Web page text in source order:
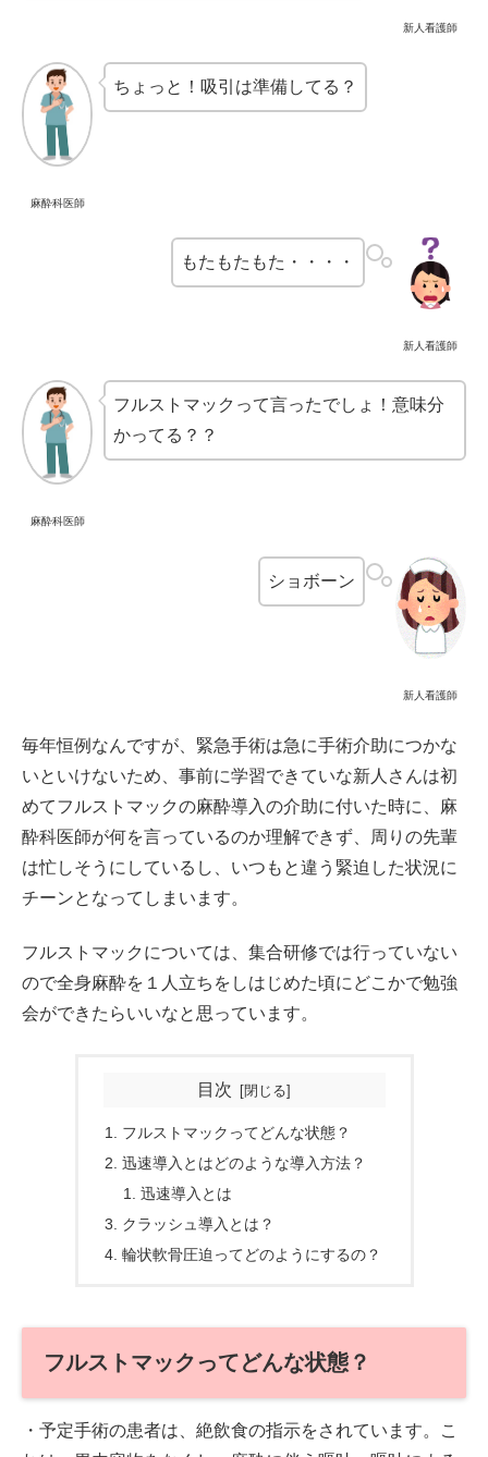
新人看護師
麻酔科医師
ちょっと！吸引は準備してる？
新人看護師
もたもたもた・・・・
麻酔科医師
フルストマックって言ったでしょ！意味分
かってる？？
新人看護師
ショボーン
毎年恒例なんですが、緊急手術は急に手術介助につかな
いといけないため、事前に学習できていな新人さんは初
めてフルストマックの麻酔導入の介助に付いた時に、麻
酔科医師が何を言っているのか理解できず、周りの先輩
は忙しそうにしているし、いつもと違う緊迫した状況に
チーンとなってしまいます。
フルストマックについては、集合研修では行っていない
ので全身麻酔を１人立ちをしはじめた頃にどこかで勉強
会ができたらいいなと思っています。
目次
フルストマックってどんな状態？
迅速導入とはどのような導入方法？
迅速導入とは
クラッシュ導入とは？
輪状軟骨圧迫ってどのようにするの？
フルストマックってどんな状態？
・予定手術の患者は、絶飲食の指示をされています。こ